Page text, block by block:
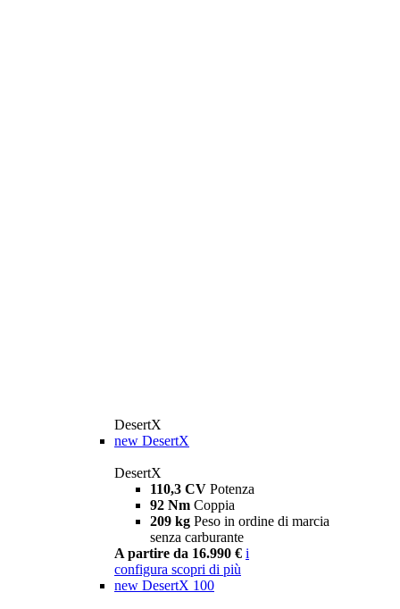
DesertX
new DesertX
DesertX
110,3 CV Potenza
92 Nm Coppia
209 kg Peso in ordine di marcia
senza carburante
A partire da 16.990 € i
configura scopri di più
new DesertX 100